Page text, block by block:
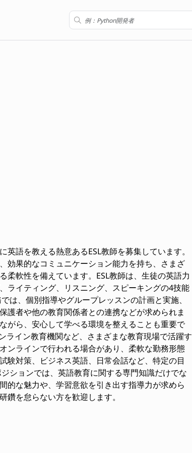
語を教える熱意あるESL教師を募集しています。
効果的なコミュニケーション能力を持ち、さまざ
柔軟性を備えています。ESL教師は、生徒の英語力
ライティング、リスニング、スピーキングの4技能
は、個別指導やグループレッスンの計画と実施、
護者や他の教育関係者との連携などが求められま
がら、安心して学べる環境を整えることも重要で
ライン教育機関など、さまざまな教育現場で活躍す
ンラインで行われる場合があり、柔軟な勤務形態
験対策、ビジネス英語、日常会話など、特定の目
ションでは、英語教育に関する専門知識だけでな
的な魅力や、学習意欲を引き出す指導力が求めら
を怠らない方を歓迎します。